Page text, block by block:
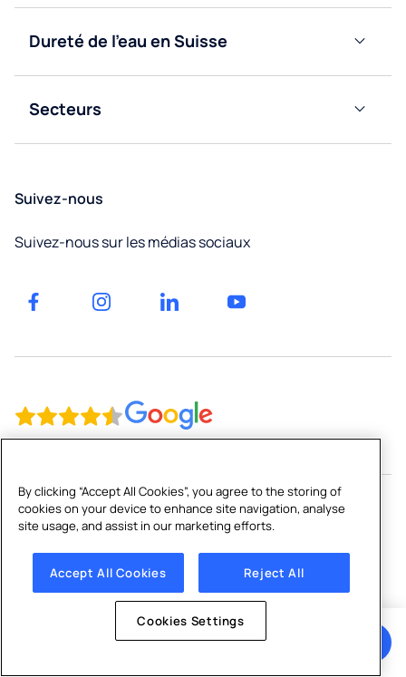
réseau
Fontaines
bonbonne
Fontaines
réseau
Nous
contacter
Obtenir
devis
Dureté de l’eau en Suisse
Valais
Vaud
Genève
Secteurs
Bureaux
Facilities
management
Gyms
Suivez-nous
Suivez-nous sur les médias sociaux
Copyright © 2026 Culligan CH Limited
Plan du site|Mentions légales|Politique de confidentialité
Politique de cookies
Cookies Settings
By clicking “Accept All Cookies”, you agree to the storing of
cookies on your device to enhance site navigation, analyse
site usage, and assist in our marketing efforts.
Accept All Cookies Reject All
Cookies Settings
Obtenir un devis